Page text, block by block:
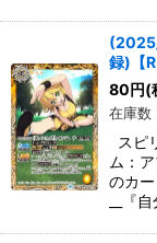
録)【
80円(
在庫数
スピ
ム：
のカ
__『